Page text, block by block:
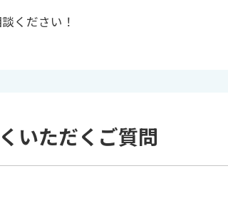
ください！
いただくご質問